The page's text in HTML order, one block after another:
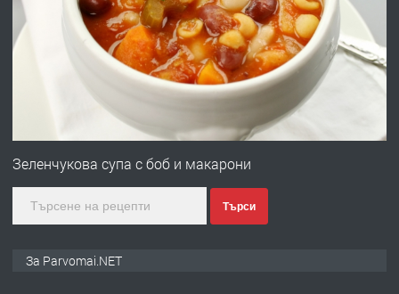
ПРЕДЛАГА Работа за общи работници
преди 1 година
Първи поход "По стъпките на Ангел
Зеленчукова супа с боб и макарони
Търси
За Parvomai.NET